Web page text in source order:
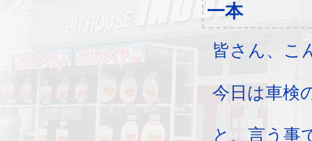
一本
皆さん、こ
今日は車検
と、言う事